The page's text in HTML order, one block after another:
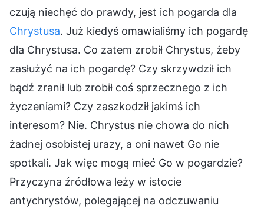
czują niechęć do prawdy, jest ich pogarda dla
Chrystusa. Już kiedyś omawialiśmy ich pogardę
dla Chrystusa. Co zatem zrobił Chrystus, żeby
zasłużyć na ich pogardę? Czy skrzywdził ich
bądź zranił lub zrobił coś sprzecznego z ich
życzeniami? Czy zaszkodził jakimś ich
interesom? Nie. Chrystus nie chowa do nich
żadnej osobistej urazy, a oni nawet Go nie
spotkali. Jak więc mogą mieć Go w pogardzie?
Przyczyna źródłowa leży w istocie
antychrystów, polegającej na odczuwaniu